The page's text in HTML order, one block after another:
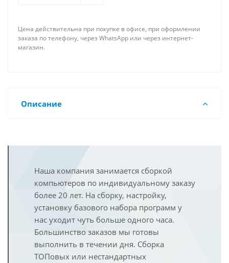
Цена действительна при покупке в офисе, при оформлении
заказа по телефону, через WhatsApp или через интернет-
магазин.
Описание
Наша компания занимается сборкой
компьютеров по индивидуальному заказу
более 20 лет. На сборку, настройку,
установку базового набора программ у
нас уходит чуть больше одного часа.
Большинство заказов мы готовы
выполнить в течении дня. Сборка
ТОПовых или нестандартных